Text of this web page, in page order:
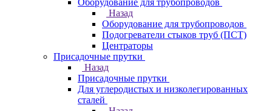
Оборудование для трубопроводов
Назад
Оборудование для трубопроводов
Подогреватели стыков труб (ПСТ)
Центраторы
Присадочные прутки
Назад
Присадочные прутки
Для углеродистых и низколегированных
сталей